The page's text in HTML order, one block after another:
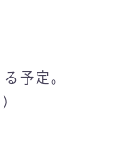
予定。